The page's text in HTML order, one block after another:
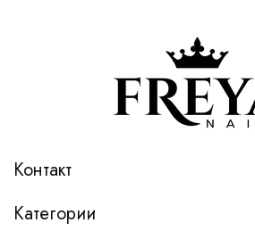
Контакт
Категории